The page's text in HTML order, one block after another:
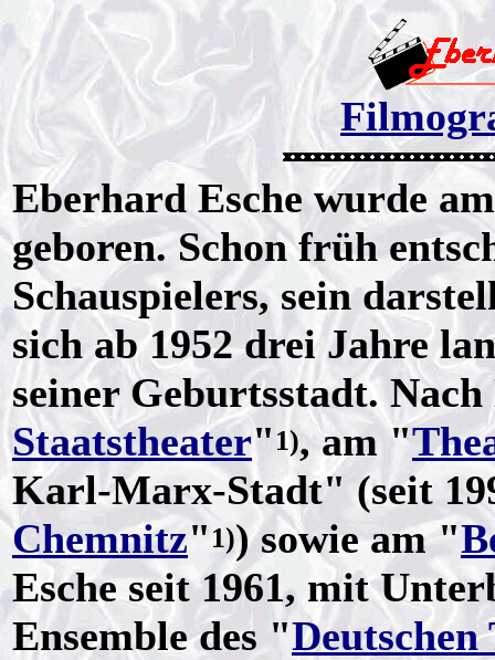
Eberhard Esche wurde
geboren. Schon früh
Schauspielers, sein
sich ab 1952 drei Jahre
seiner Geburtsstadt.
Staatstheater" 1), am "
Karl-Marx-Stadt" (seit
Chemnitz"1)) sowie am "
Esche seit 1961, mit
Ensemble des "Deutschen